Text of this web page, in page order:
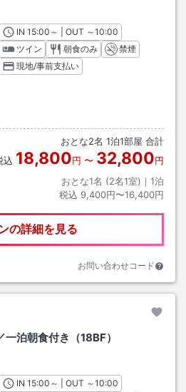
INチェックイン
15:00 ～ | OUT チェックアウト
～10:00
ツイン
朝食のみ
禁煙
現地/事前支払い
おとな2名 1泊1部屋 合計
込 18,800円 〜 32,800円
おとな1名 (2名1室)｜ 1泊
税込 9,400円〜16,400円
の詳細を見る
お問い合わせコード
泊朝食付き（18BF）
INチェックイン
15:00 ～ | OUT チェックアウト
～10:00